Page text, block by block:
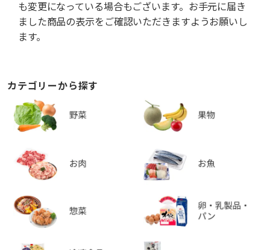
も変更になっている場合もございます。お手元に届き
ました商品の表示をご確認いただきますようお願いし
ます。
カテゴリーから探す